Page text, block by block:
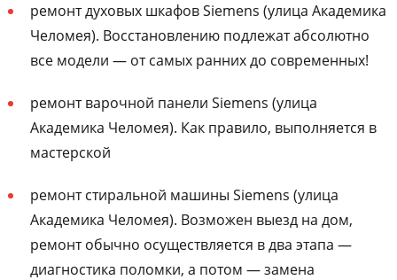
ремонт духовых шкафов Siemens (улица Академика
Челомея). Восстановлению подлежат абсолютно
все модели — от самых ранних до современных!
ремонт варочной панели Siemens (улица
Академика Челомея). Как правило, выполняется в
мастерской
ремонт стиральной машины Siemens (улица
Академика Челомея). Возможен выезд на дом,
ремонт обычно осуществляется в два этапа —
диагностика поломки, а потом — замена